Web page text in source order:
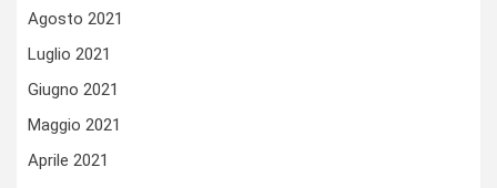
Agosto 2021
Luglio 2021
Giugno 2021
Maggio 2021
Aprile 2021